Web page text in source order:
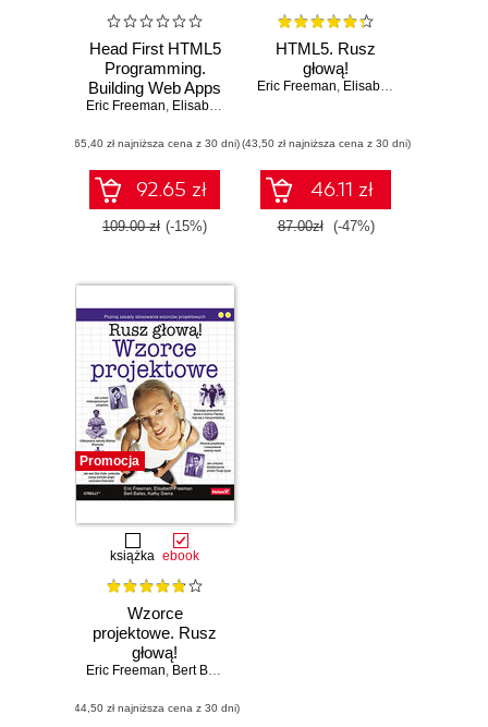
Head First HTML5
Programming.
Building Web Apps
with JavaScript
Eric Freeman, Elisabeth Robson
(65,40 zł najniższa cena z 30 dni)
92.65 zł
109.00 zł (-15%)
HTML5. Rusz
głową!
Eric Freeman, Elisabeth Robson
(43,50 zł najniższa cena z 30 dni)
46.11 zł
87.00zł (-47%)
Promocja
książka ebook
Wzorce
projektowe. Rusz
głową!
Eric Freeman, Bert Bates
(44,50 zł najniższa cena z 30 dni)